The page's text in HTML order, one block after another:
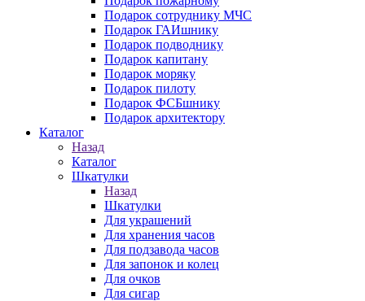
Подарок сотруднику МЧС
Подарок ГАИшнику
Подарок подводнику
Подарок капитану
Подарок моряку
Подарок пилоту
Подарок ФСБшнику
Подарок архитектору
Каталог
Назад
Каталог
Шкатулки
Назад
Шкатулки
Для украшений
Для хранения часов
Для подзавода часов
Для запонок и колец
Для очков
Для сигар